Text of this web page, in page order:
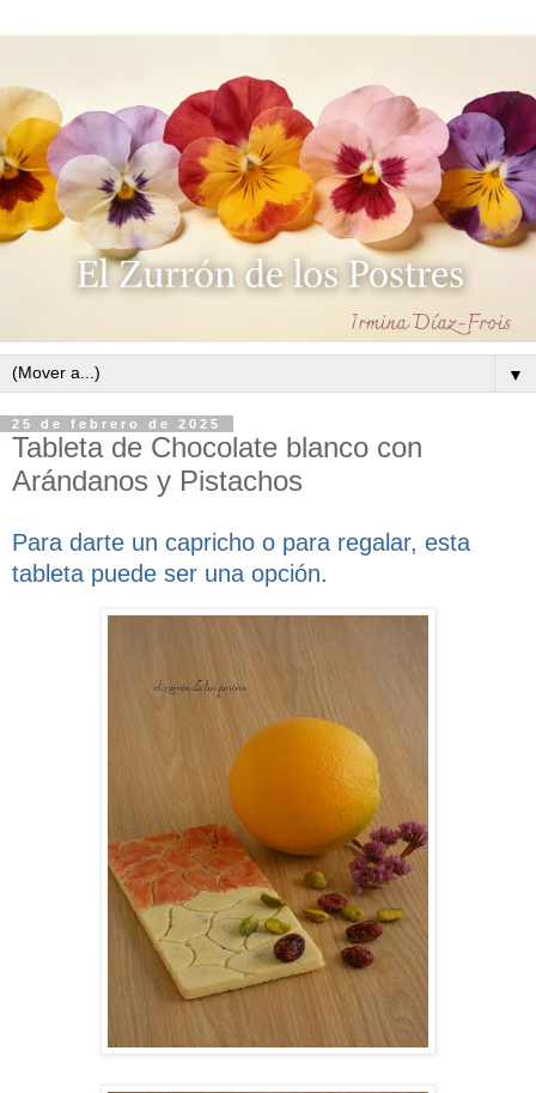
▼
25 de febrero de 2025
Tableta de Chocolate blanco con
Arándanos y Pistachos
Para darte un capricho o para regalar, esta
tableta puede ser una opción.